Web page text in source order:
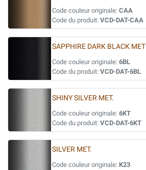
Code couleur originale: CAA
Code du produit: VCD-DAT-CAA
SAPPHIRE DARK BLACK MET
Code couleur originale: 6BL
Code du produit: VCD-DAT-6BL
SHINY SILVER MET.
Code couleur originale: 6KT
Code du produit: VCD-DAT-6KT
SILVER MET.
Code couleur originale: K23